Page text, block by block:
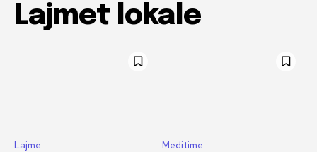
Lajmet lokale
Lajme Meditime